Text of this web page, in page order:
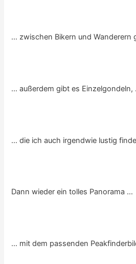
… zwischen Bikern und Wanderern
… außerdem gibt es Einzelgondeln,
… die ich auch irgendwie lustig
Dann wieder ein tolles Panorama …
… mit dem passenden